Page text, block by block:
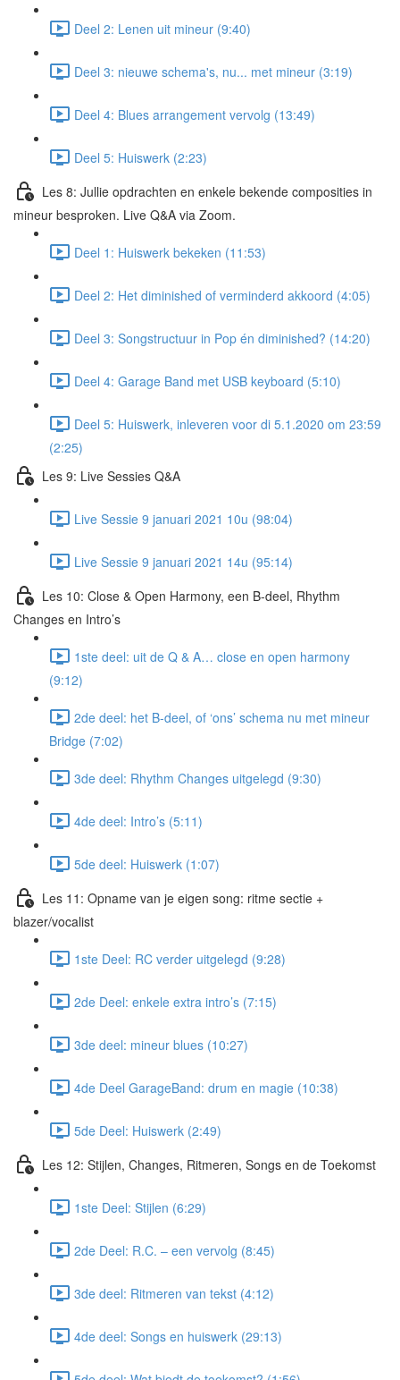
Deel 2: Lenen uit mineur (9:40)
Deel 3: nieuwe schema's, nu... met mineur (3:19)
Deel 4: Blues arrangement vervolg (13:49)
Deel 5: Huiswerk (2:23)
Les 8: Jullie opdrachten en enkele bekende composities in
mineur besproken. Live Q&A via Zoom.
Deel 1: Huiswerk bekeken (11:53)
Deel 2: Het diminished of verminderd akkoord (4:05)
Deel 3: Songstructuur in Pop én diminished? (14:20)
Deel 4: Garage Band met USB keyboard (5:10)
Deel 5: Huiswerk, inleveren voor di 5.1.2020 om 23:59
(2:25)
Les 9: Live Sessies Q&A
Live Sessie 9 januari 2021 10u (98:04)
Live Sessie 9 januari 2021 14u (95:14)
Les 10: Close & Open Harmony, een B-deel, Rhythm
Changes en Intro’s
1ste deel: uit de Q & A… close en open harmony
(9:12)
2de deel: het B-deel, of ‘ons’ schema nu met mineur
Bridge (7:02)
3de deel: Rhythm Changes uitgelegd (9:30)
4de deel: Intro’s (5:11)
5de deel: Huiswerk (1:07)
Les 11: Opname van je eigen song: ritme sectie +
blazer/vocalist
1ste Deel: RC verder uitgelegd (9:28)
2de Deel: enkele extra intro’s (7:15)
3de deel: mineur blues (10:27)
4de Deel GarageBand: drum en magie (10:38)
5de Deel: Huiswerk (2:49)
Les 12: Stijlen, Changes, Ritmeren, Songs en de Toekomst
1ste Deel: Stijlen (6:29)
2de Deel: R.C. – een vervolg (8:45)
3de deel: Ritmeren van tekst (4:12)
4de deel: Songs en huiswerk (29:13)